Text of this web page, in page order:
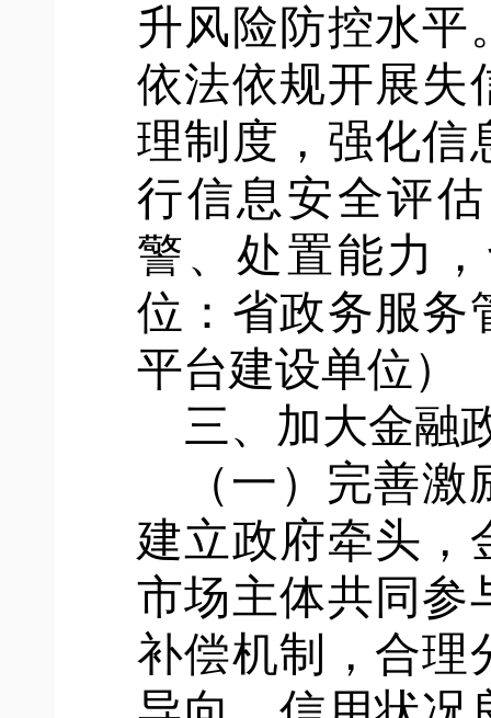
升风险防控水平
依法依规开展失
理制度，强化信
行信息安全评
警、处置能力
位：省政务服务
平台建设单位）
三、加大金融
（一）完善
建立政府牵头，
市场主体共同参
补偿机制，合理